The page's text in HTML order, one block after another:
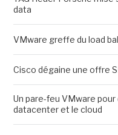
data
VMware greffe du load
Cisco dégaine une offre
Un pare-feu VMware
datacenter et le cloud